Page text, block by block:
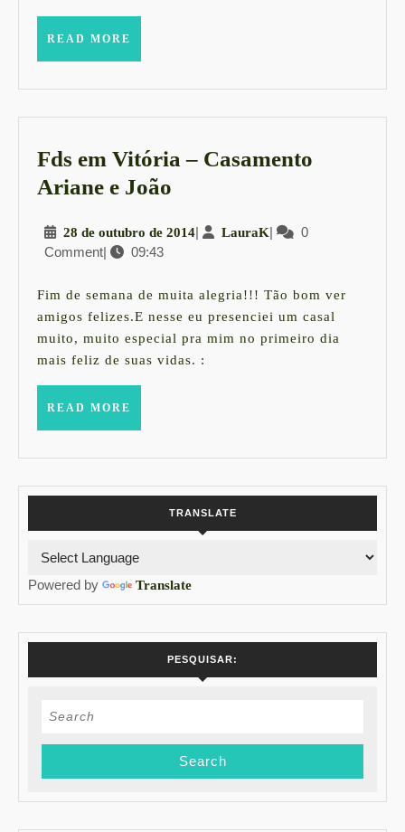
READ MORE
Fds em Vitória – Casamento
Ariane e João
Vitória
Casamento
Ariane
e
28 de outubro de 201428
de
2014
| LauraKLauraK
|
0
Comment| 09:43
Fim de semana de muita alegria!!! Tão bom ver
amigos felizes.E nesse eu presenciei um casal
muito, muito especial pra mim no primeiro dia
mais feliz de suas vidas. :
READ MORE
TRANSLATE
Powered by Translate
PESQUISAR:
Search